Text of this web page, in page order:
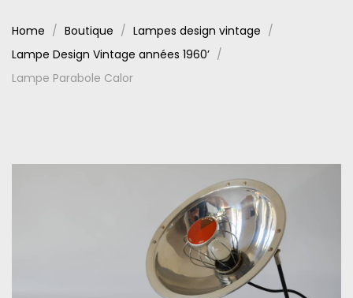
Home Boutique
Lampes design vintage
Lampe Design Vintage années 1960’
Lampe Parabole Calor